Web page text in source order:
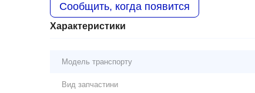
Сообщить, когда появится
Характеристики
Модель транспорту
Вид запчастини